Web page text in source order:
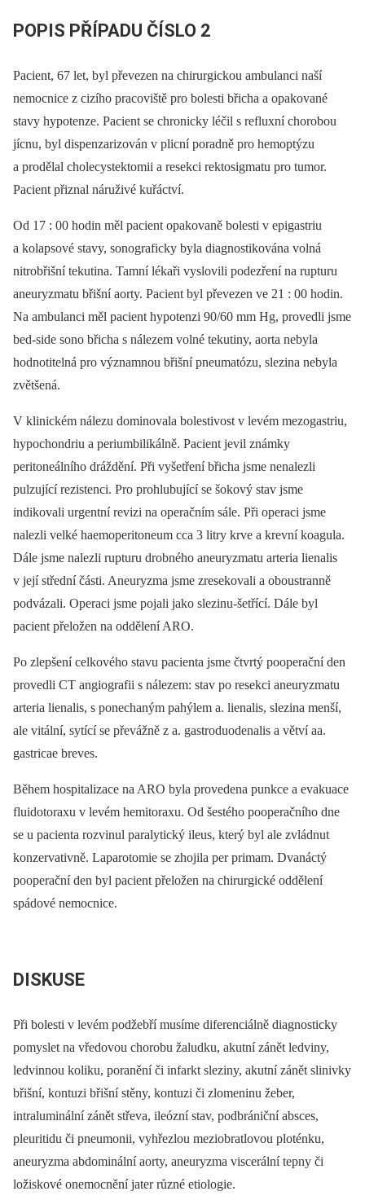
POPIS PŘÍPADU ČÍSLO 2
Pacient, 67 let, byl převezen na chirurgickou ambulanci naší
nemocnice z cizího pracoviště pro bolesti břicha a opakované
stavy hypotenze. Pacient se chronicky léčil s refluxní chorobou
jícnu, byl dispenzarizován v plicní poradně pro hemoptýzu
a prodělal cholecystektomii a resekci rektosigmatu pro tumor.
Pacient přiznal náruživé kuřáctví.
Od 17 : 00 hodin měl pacient opakovaně bolesti v epigastriu
a kolapsové stavy, sonograficky byla diagnostikována volná
nitrobřišní tekutina. Tamní lékaři vyslovili podezření na rupturu
aneuryzmatu břišní aorty. Pacient byl převezen ve 21 : 00 hodin.
Na ambulanci měl pacient hypotenzi 90/60 mm Hg, provedli jsme
bed-side sono břicha s nálezem volné tekutiny, aorta nebyla
hodnotitelná pro významnou břišní pneumatózu, slezina nebyla
zvětšená.
V klinickém nálezu dominovala bolestivost v levém mezogastriu,
hypochondriu a periumbilikálně. Pacient jevil známky
peritoneálního dráždění. Při vyšetření břicha jsme nenalezli
pulzující rezistenci. Pro prohlubující se šokový stav jsme
indikovali urgentní revizi na operačním sále. Při operaci jsme
nalezli velké haemoperitoneum cca 3 litry krve a krevní koagula.
Dále jsme nalezli rupturu drobného aneuryzmatu arteria lienalis
v její střední části. Aneuryzma jsme zresekovali a oboustranně
podvázali. Operaci jsme pojali jako slezinu-šetřící. Dále byl
pacient přeložen na oddělení ARO.
Po zlepšení celkového stavu pacienta jsme čtvrtý pooperační den
provedli CT angiografii s nálezem: stav po resekci aneuryzmatu
arteria lienalis, s ponechaným pahýlem a. lienalis, slezina menší,
ale vitální, sytící se převážně z a. gastroduodenalis a větví aa.
gastricae breves.
Během hospitalizace na ARO byla provedena punkce a evakuace
fluidotoraxu v levém hemitoraxu. Od šestého pooperačního dne
se u pacienta rozvinul paralytický ileus, který byl ale zvládnut
konzervativně. Laparotomie se zhojila per primam. Dvanáctý
pooperační den byl pacient přeložen na chirurgické oddělení
spádové nemocnice.
DISKUSE
Při bolesti v levém podžebří musíme diferenciálně ­diagnosticky
pomyslet na vředovou chorobu žaludku, akutní zánět ledviny,
ledvinnou koliku, poranění či infarkt sleziny, akutní zánět slinivky
břišní, kontuzi břišní stěny, kontuzi či zlomeninu žeber,
intraluminální zánět střeva, ileózní stav, podbrániční absces,
pleuritidu či pneumonii, vyhřezlou meziobratlovou ploténku,
aneuryzma abdominální aorty, aneuryzma viscerální tepny či
ložiskové onemocnění jater různé etiologie.